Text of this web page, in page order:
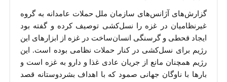
گزارش‌های آژانس‌های سازمان ملل حملات عامدانه به گروه
غیرنظامیان در غزه را نسل‌کشی توصیف کرده و گفته بود
ایجاد قحطی و گرسنگی انسان‌ساخت در غزه از ابزارهای این
رژیم برای نسل‌کشی در کنار حملات نظامی بوده است. این
رژیم همچنان مانع از جریان عادی غذا و دارو به غزه است و
بارها با ناوگان جهانی صمود که با اهداف بشردوستانه قصد